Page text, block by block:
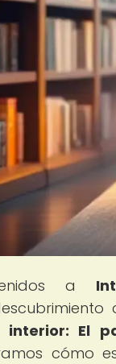
a
interior: El
cómo